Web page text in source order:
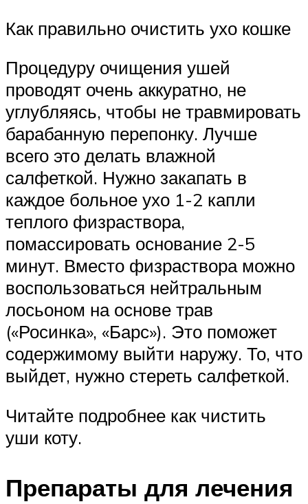
Как правильно очистить ухо кошке
Процедуру очищения ушей
проводят очень аккуратно, не
углубляясь, чтобы не травмировать
барабанную перепонку. Лучше
всего это делать влажной
салфеткой. Нужно закапать в
каждое больное ухо 1-2 капли
теплого физраствора,
помассировать основание 2-5
минут. Вместо физраствора можно
воспользоваться нейтральным
лосьоном на основе трав
(«Росинка», «Барс»). Это поможет
содержимому выйти наружу. То, что
выйдет, нужно стереть салфеткой.
Читайте подробнее как чистить
уши коту.
Препараты для лечения